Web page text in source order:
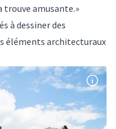
amusante.»
à dessiner des
éléments architecturaux